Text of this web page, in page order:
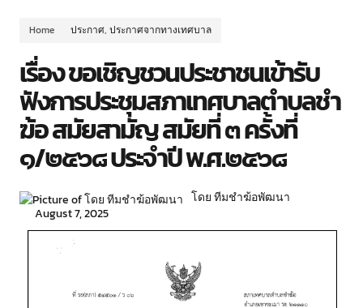
Home ประกาศ, ประกาศจากทางเทศบาล
เรื่อง ขอเชิญชวนประชาชนเข้ารับ
ฟังการประชุมสภาเทศบาลตำบลชำ
ฆ้อ สมัยสามัญ สมัยที่ ๓ ครั้งที่
๑/๒๕๖๘ ประจำปี พ.ศ.๒๕๖๘
โดย ทีมชำฆ้อพัฒนา
August 7, 2025